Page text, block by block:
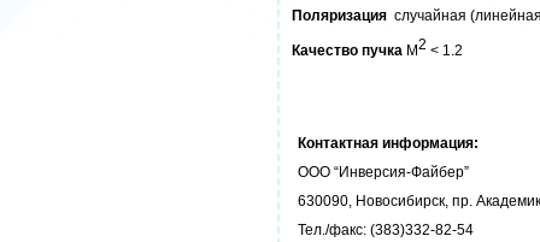
Поляризация случайная
Качество пучка M2 < 1.2
Контактная информация:
ООО “Инверсия-Файбер”
630090, Новосибирск, пр.
Тел./факс: (383)332-82-54